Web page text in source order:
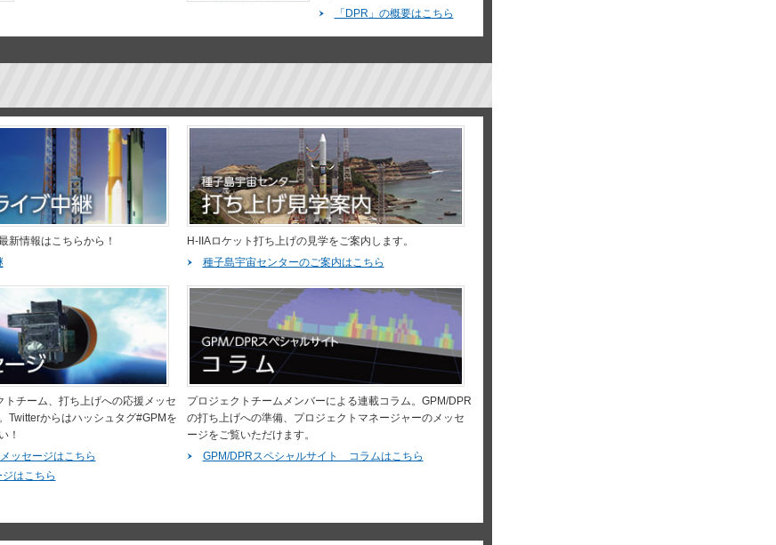
「DPR」の概要はこちら
新情報はこちらから！
H-IIAロケット打ち上げの見学をご案内します。
種子島宇宙センターのご案内はこちら
トチーム、打ち上げへの応援メッセ
Twitterからはハッシュタグ#GPMを
！
ッセージはこちら
はこちら
プロジェクトチームメンバーによる連載コラム。GPM/DPR
の打ち上げへの準備、プロジェクトマネージャーのメッセ
ージをご覧いただけます。
GPM/DPRスペシャルサイト コラムはこちら